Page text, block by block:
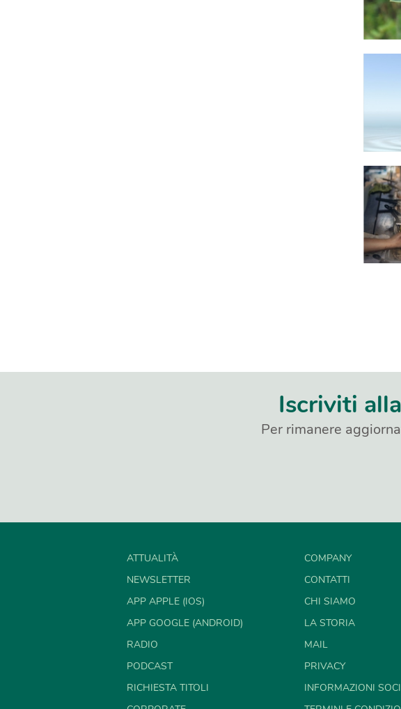
Iscriviti
Per rimanere
ATTUALITÀ
NEWSLETTER
APP APPLE (IOS)
APP GOOGLE (ANDROID)
RADIO
PODCAST
RICHIESTA TITOLI
COMPANY
CONTATTI
CHI SIAMO
LA STORIA
MAIL
PRIVACY
INFORMAZIONI